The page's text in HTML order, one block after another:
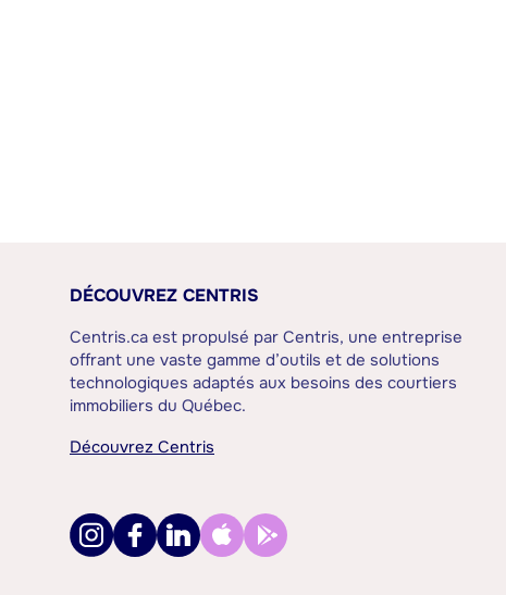
DÉCOUVREZ CENTRIS
Centris.ca est propulsé par Centris, une entreprise
offrant une vaste gamme d’outils et de solutions
technologiques adaptés aux besoins des courtiers
immobiliers du Québec.
Découvrez Centris